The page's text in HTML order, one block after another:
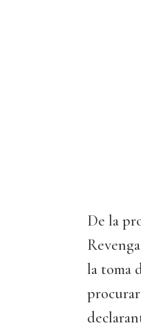
De la
la toma